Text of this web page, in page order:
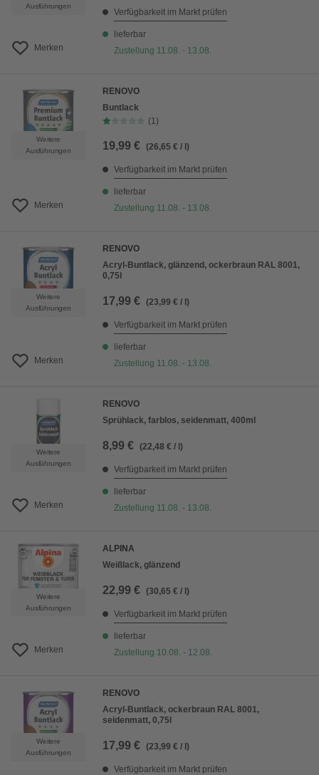
Ausführungen
Merken
Verfügbarkeit im Markt prüfen
lieferbar
Zustellung 11.08. - 13.08.
Weitere
Ausführungen
Merken
RENOVO
Buntlack
(1)
19,99 € (26,65 € / l)
Verfügbarkeit im Markt prüfen
lieferbar
Zustellung 11.08. - 13.08.
Weitere
Ausführungen
Merken
RENOVO
Acryl-Buntlack, glänzend, ockerbraun RAL 8001,
0,75l
17,99 € (23,99 € / l)
Verfügbarkeit im Markt prüfen
lieferbar
Zustellung 11.08. - 13.08.
Weitere
Ausführungen
Merken
RENOVO
Sprühlack, farblos, seidenmatt, 400ml
8,99 € (22,48 € / l)
Verfügbarkeit im Markt prüfen
lieferbar
Zustellung 11.08. - 13.08.
Weitere
Ausführungen
Merken
ALPINA
Weißlack, glänzend
22,99 € (30,65 € / l)
Verfügbarkeit im Markt prüfen
lieferbar
Zustellung 10.08. - 12.08.
Weitere
Ausführungen
RENOVO
Acryl-Buntlack, ockerbraun RAL 8001,
seidenmatt, 0,75l
17,99 € (23,99 € / l)
Verfügbarkeit im Markt prüfen